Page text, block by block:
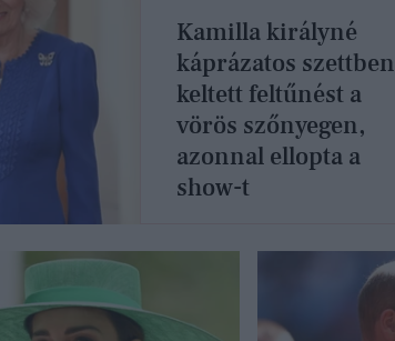
Kamilla királyné
káprázatos szettben
keltett feltűnést a
vörös szőnyegen,
azonnal ellopta a
show-t